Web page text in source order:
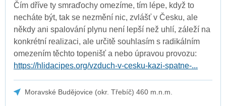
Čím dříve ty smraďochy omezíme, tím lépe, když to
necháte být, tak se nezmění nic, zvlášť v Česku, ale
někdy ani spalování plynu není lepší než uhlí, záleží na
konkrétní realizaci, ale určitě souhlasím s radikálním
omezením těchto topenišť a nebo úpravou provozu:
https://hlidacipes.org/vzduch-v-cesku-kazi-spatne-...
Moravské Budějovice (okr. Třebíč) 460 m.n.m.